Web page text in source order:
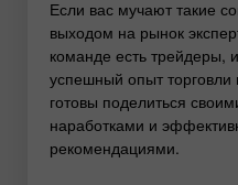
Если вас мучают такие
выходом на рынок
команде есть
успешный опыт
готовы поделиться
наработками и
рекомендациями.